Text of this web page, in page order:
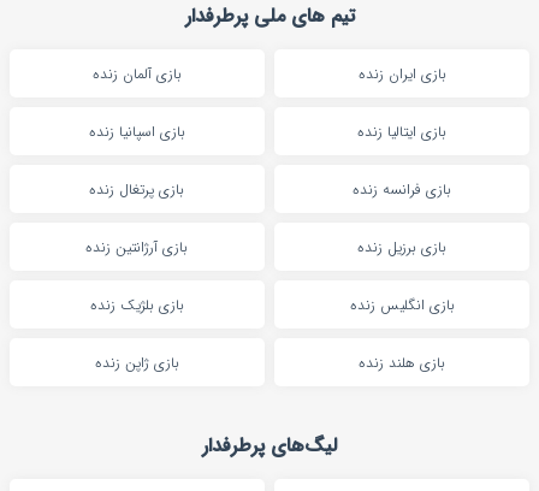
تیم های ملی پرطرفدار
بازی ایران زنده بازی آلمان زنده
بازی ایتالیا زنده بازی اسپانیا زنده
بازی فرانسه زنده بازی پرتغال زنده
بازی برزیل زنده بازی آرژانتین زنده
بازی انگلیس زنده بازی بلژیک زنده
بازی هلند زنده بازی ژاپن زنده
لیگ‌های پرطرفدار